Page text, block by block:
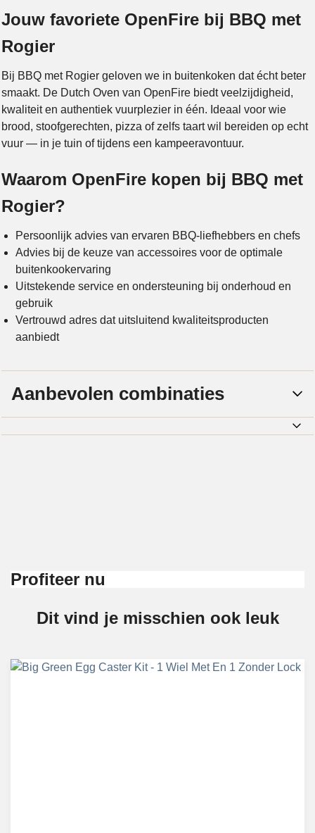
Jouw favoriete OpenFire bij BBQ met
Rogier
Bij BBQ met Rogier geloven we in buitenkoken dat écht beter
smaakt. De Dutch Oven van OpenFire biedt veelzijdigheid,
kwaliteit en authentiek vuurplezier in één. Ideaal voor wie
brood, stoofgerechten, pizza of zelfs taart wil bereiden op echt
vuur — in je tuin of tijdens een kampeeravontuur.
Waarom OpenFire kopen bij BBQ met
Rogier?
Persoonlijk advies van ervaren BBQ-liefhebbers en chefs
Advies bij de keuze van accessoires voor de optimale
buitenkookervaring
Uitstekende service en ondersteuning bij onderhoud en
gebruik
Vertrouwd adres dat uitsluitend kwaliteitsproducten
aanbiedt
Aanbevolen combinaties
Profiteer nu
Dit vind je misschien ook leuk